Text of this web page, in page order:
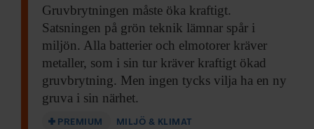
Gruvbrytningen måste öka kraftigt.
Satsningen på grön teknik lämnar spår i
miljön. Alla batterier och elmotorer kräver
metaller, som i sin tur kräver kraftigt ökad
gruvbrytning. Men ingen tycks vilja ha en ny
gruva i sin närhet.
PREMIUM MILJÖ & KLIMAT